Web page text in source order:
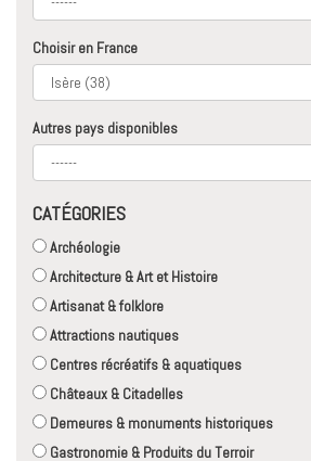
Choisir en France
Autres pays disponibles
CATÉGORIES
Archéologie
Architecture & Art et Histoire
Artisanat & folklore
Attractions nautiques
Centres récréatifs & aquatiques
Châteaux & Citadelles
Demeures & monuments historiques
Gastronomie & Produits du Terroir